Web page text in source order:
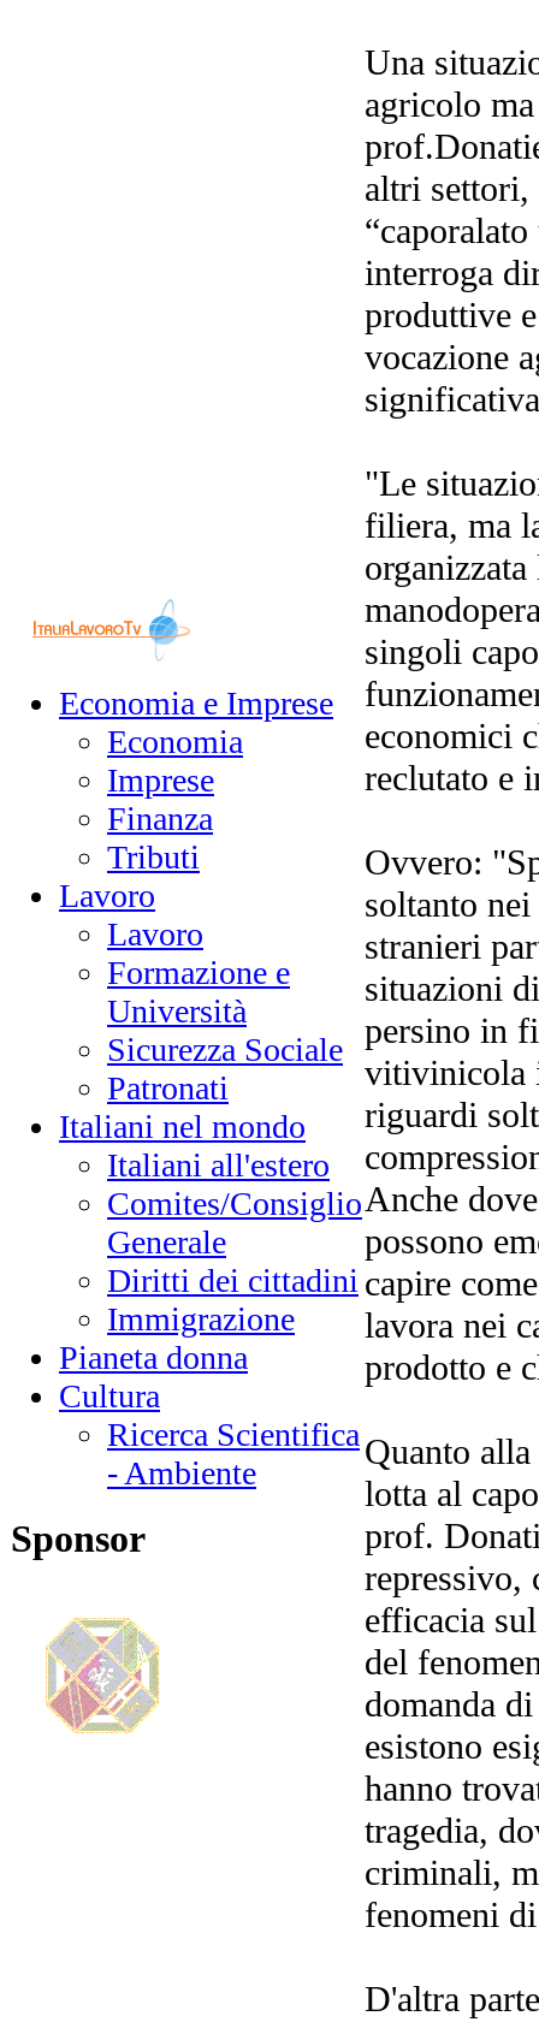
Economia e Imprese
Economia
Imprese
Finanza
Tributi
Lavoro
Lavoro
Formazione e
Università
Sicurezza Sociale
Patronati
Italiani nel mondo
Italiani all'estero
Comites/Consiglio
Generale
Diritti dei cittadini
Immigrazione
Pianeta donna
Cultura
Ricerca Scientifica
- Ambiente
Sponsor
Una
agricolo
altri
interroga
produttive
vocazione
"Le
filiera, ma
singoli
economici
reclutato e
Ovvero:
soltanto
stranieri
situazioni
persino in
vitivinicola
riguardi
Anche
possono
capire
lavora nei
prodotto e
Quanto
lotta al
prof.
repressivo,
efficacia
del
domanda
esistono
hanno
tragedia,
criminali,
fenomeni
D'altra